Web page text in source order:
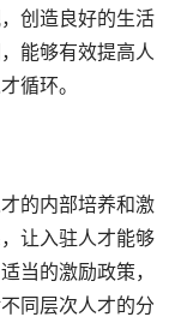
创造良好的生活
能够有效提高人
循环。
的内部培养和激
让入驻人才能够
当的激励政策，
同层次人才的分